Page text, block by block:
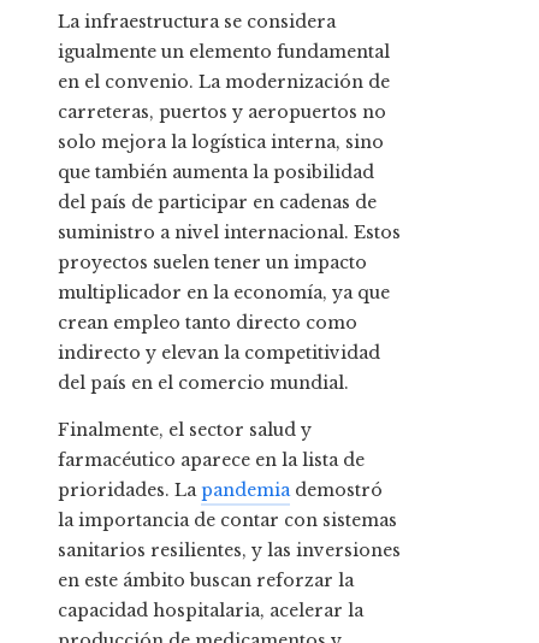
La infraestructura se considera
igualmente un elemento fundamental
en el convenio. La modernización de
carreteras, puertos y aeropuertos no
solo mejora la logística interna, sino
que también aumenta la posibilidad
del país de participar en cadenas de
suministro a nivel internacional. Estos
proyectos suelen tener un impacto
multiplicador en la economía, ya que
crean empleo tanto directo como
indirecto y elevan la competitividad
del país en el comercio mundial.
Finalmente, el sector salud y
farmacéutico aparece en la lista de
prioridades. Lapandemiademostró
la importancia de contar con sistemas
sanitarios resilientes, y las inversiones
en este ámbito buscan reforzar la
capacidad hospitalaria, acelerar la